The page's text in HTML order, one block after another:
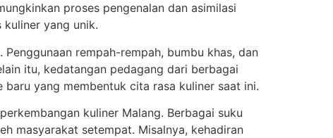
proses pengenalan dan asimilasi
yang unik.
rempah-rempah, bumbu khas, dan
itu, kedatangan pedagang dari berbagai
yang membentuk cita rasa kuliner saat ini.
kuliner Malang. Berbagai suku
masyarakat setempat. Misalnya, kehadiran